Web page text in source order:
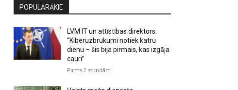
POPULĀRĀKIE
LVM IT un attīstības direktors:
“Kiberuzbrukumi notiek katru
dienu – šis bija pirmais, kas izgāja
cauri”
Pirms 2 stundām